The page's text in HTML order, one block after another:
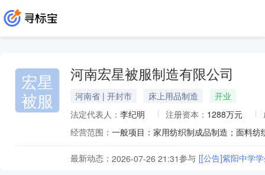
宏星
被服
河南宏星被服制造有限公司
河南省 | 开封市 床上用品制造
开业
法定代表人： 李纪明 注册资本： 1288万元
经营范围：
最新动态： 2026-07-26 21:31参与 [[公告]紫阳中学